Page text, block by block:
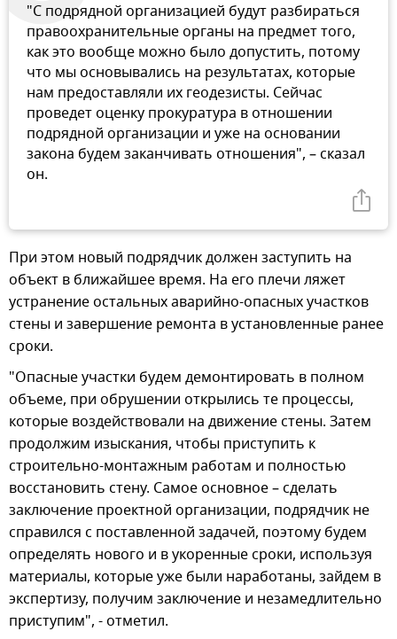
"С подрядной организацией будут разбираться
правоохранительные органы на предмет того,
как это вообще можно было допустить, потому
что мы основывались на результатах, которые
нам предоставляли их геодезисты. Сейчас
проведет оценку прокуратура в отношении
подрядной организации и уже на основании
закона будем заканчивать отношения", – сказал
он.
При этом новый подрядчик должен заступить на
объект в ближайшее время. На его плечи ляжет
устранение остальных аварийно-опасных участков
стены и завершение ремонта в установленные ранее
сроки.
"Опасные участки будем демонтировать в полном
объеме, при обрушении открылись те процессы,
которые воздействовали на движение стены. Затем
продолжим изыскания, чтобы приступить к
строительно-монтажным работам и полностью
восстановить стену. Самое основное – сделать
заключение проектной организации, подрядчик не
справился с поставленной задачей, поэтому будем
определять нового и в укоренные сроки, используя
материалы, которые уже были наработаны, зайдем в
экспертизу, получим заключение и незамедлительно
приступим", - отметил.